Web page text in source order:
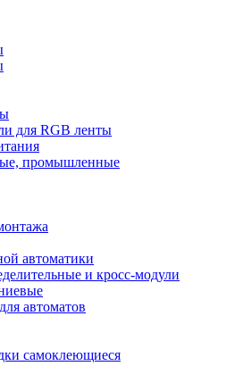
для RGB ленты
промышленные
автоматики
и кросс-модули
автоматов
самоклеющиеся